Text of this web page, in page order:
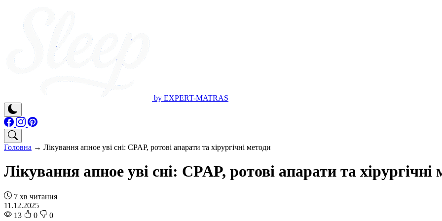
by EXPERT-MATRAS
Головна → Лікування апное уві сні: CPAP, ротові апарати та хірургічні методи
Лікування апное уві сні: CPAP, ротові апарати та хірургічні
7 хв читання
11.12.2025
13
0
0